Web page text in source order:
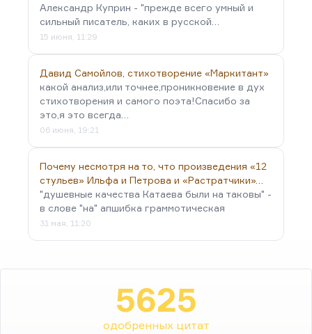
Александр Куприн - "прежде всего умный и
сильный писатель, каких в русской…
15 июня, 11:29
Давид Самойлов, стихотворение «Маркитант»
какой анализ,или точнее,проникновение в дух
стихотворения и самого поэта!Спасибо за
это,я это всегда…
06 июня, 19:21
Почему несмотря на то, что произведения «12
стульев» Ильфа и Петрова и «Растратчики»…
"душевные качества Катаева были на таковы" -
в слове "на" апшибка граммотическая
31 мая, 11:20
5625
одобренных цитат